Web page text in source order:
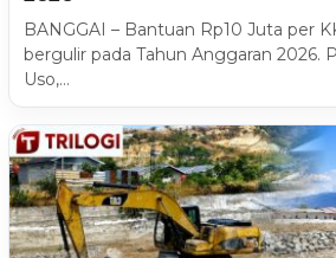
BANGGAI – Bantuan Rp10 Juta per
bergulir pada Tahun Anggaran 2026.
Uso,…